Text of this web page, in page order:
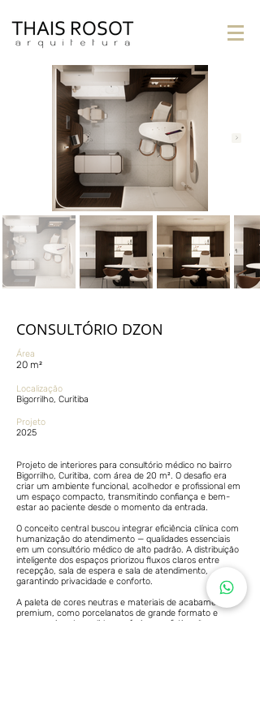
CONSULTÓRIO DZON
Área
20 m²
Localização
Bigorrilho, Curitiba
Projeto
2025
Projeto de interiores para consultório médico no bairro
Bigorrilho, Curitiba, com área de 20 m². O desafio era
criar um ambiente funcional, acolhedor e profissional em
um espaço compacto, transmitindo confiança e bem-
estar ao paciente desde o momento da entrada.
O conceito central buscou integrar eficiência clínica com
humanização do atendimento — qualidades essenciais
em um consultório médico de alto padrão. A distribuição
inteligente dos espaços priorizou fluxos claros entre
recepção, sala de espera e sala de atendimento,
garantindo privacidade e conforto.
A paleta de cores neutras e materiais de acabamento
premium, como porcelanatos de grande formato e
marcenaria sob medida, conferiram sofisticação e